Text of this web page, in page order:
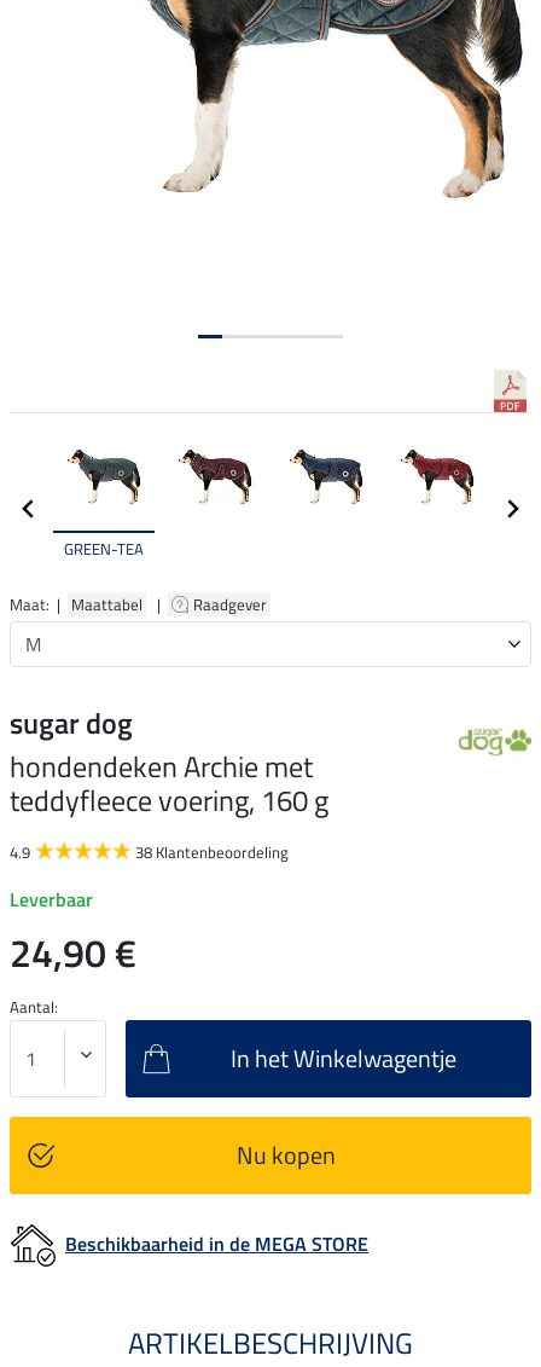
GREEN-TEA
Maat: | Maattabel | Raadgever
sugar dog
hondendeken Archie met
teddyfleece voering, 160 g
4.9 38 Klantenbeoordeling
Leverbaar
24,90 €
Aantal:
In het Winkelwagentje
Nu kopen
Beschikbaarheid in de MEGA STORE
ARTIKELBESCHRIJVING